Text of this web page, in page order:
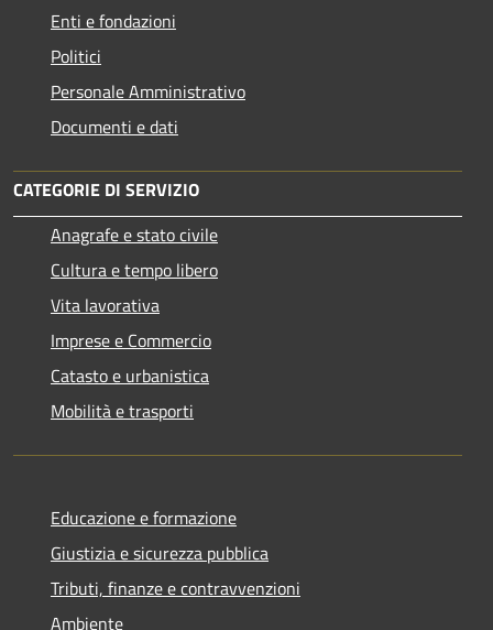
Enti e fondazioni
Politici
Personale Amministrativo
Documenti e dati
CATEGORIE DI SERVIZIO
Anagrafe e stato civile
Cultura e tempo libero
Vita lavorativa
Imprese e Commercio
Catasto e urbanistica
Mobilità e trasporti
Educazione e formazione
Giustizia e sicurezza pubblica
Tributi, finanze e contravvenzioni
Ambiente